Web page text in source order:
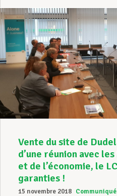
Vente du site de
d’une réunion avec
et de l’économie, le
garanties !
15 novembre 2018